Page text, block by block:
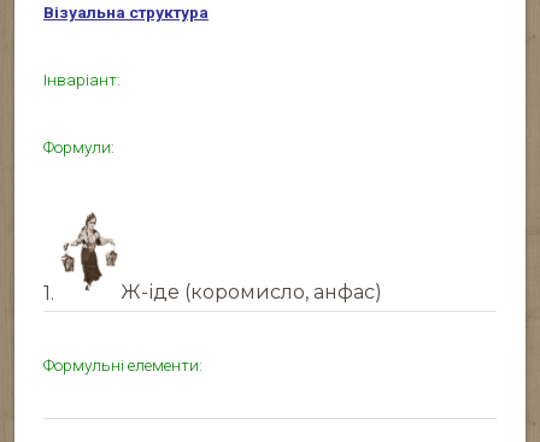
Візуальна структура
Інваріант:
Формули:
1. Ж-іде (коромисло, анфас)
Формульні елементи: